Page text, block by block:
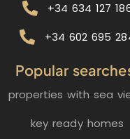
+34 634 127
+34 602 695
Popular
properties with sea
key ready homes